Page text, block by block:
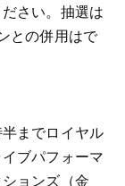
さい。抽選は
との併用はで
までロイヤル
ブパフォーマ
ョンズ（金